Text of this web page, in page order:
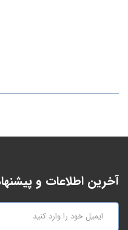
آخرین اطلاعات و